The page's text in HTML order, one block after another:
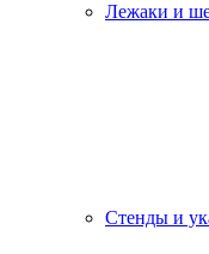
Лежаки и
Стенды и